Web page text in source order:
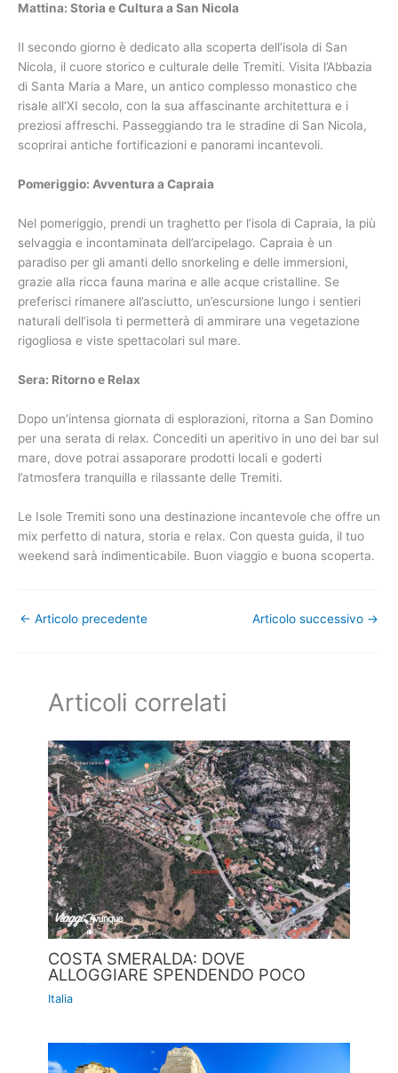
Mattina: Storia e Cultura a San Nicola
Il secondo giorno è dedicato alla scoperta dell’isola di San
Nicola, il cuore storico e culturale delle Tremiti. Visita l’Abbazia
di Santa Maria a Mare, un antico complesso monastico che
risale all’XI secolo, con la sua affascinante architettura e i
preziosi affreschi. Passeggiando tra le stradine di San Nicola,
scoprirai antiche fortificazioni e panorami incantevoli.
Pomeriggio: Avventura a Capraia
Nel pomeriggio, prendi un traghetto per l’isola di Capraia, la più
selvaggia e incontaminata dell’arcipelago. Capraia è un
paradiso per gli amanti dello snorkeling e delle immersioni,
grazie alla ricca fauna marina e alle acque cristalline. Se
preferisci rimanere all’asciutto, un’escursione lungo i sentieri
naturali dell’isola ti permetterà di ammirare una vegetazione
rigogliosa e viste spettacolari sul mare.
Sera: Ritorno e Relax
Dopo un’intensa giornata di esplorazioni, ritorna a San Domino
per una serata di relax. Concediti un aperitivo in uno dei bar sul
mare, dove potrai assaporare prodotti locali e goderti
l’atmosfera tranquilla e rilassante delle Tremiti.
Le Isole Tremiti sono una destinazione incantevole che offre un
mix perfetto di natura, storia e relax. Con questa guida, il tuo
weekend sarà indimenticabile. Buon viaggio e buona scoperta.
← Articolo precedente Articolo successivo →
Articoli correlati
COSTA SMERALDA: DOVE
ALLOGGIARE SPENDENDO POCO
Italia